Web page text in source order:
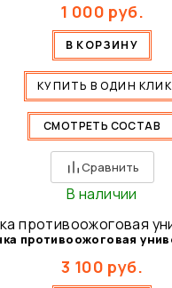
1 000 руб.
В КОРЗИНУ
КУПИТЬ В ОДИН КЛИК
СМОТРЕТЬ СОСТАВ
Сравнить
В наличии
противоожоговая
3 100 руб.